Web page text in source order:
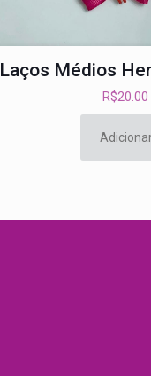
Laços Médios
R$20.00